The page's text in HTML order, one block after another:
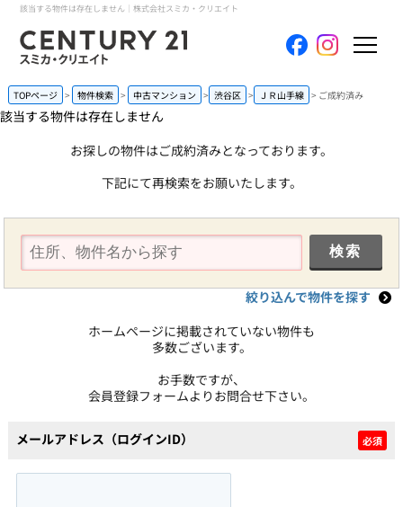
該当する物件は存在しません｜株式会社スミカ・クリエイト
ホーム
当社について
買いたい
売りたい
採用情報
会員メニュー
サイトマップ
TOPページ 物件検索 中古マンション 渋谷区 ＪＲ山手線 ご成約済み
該当する物件は存在しません
お探しの物件はご成約済みとなっております。
下記にて再検索をお願いたします。
絞り込んで物件を探す
ホームページに掲載されていない物件も
多数ございます。
お手数ですが、
会員登録フォームよりお問合せ下さい。
メールアドレス（ログインID） 必須